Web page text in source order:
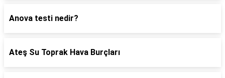
Anova testi nedir?
Ateş Su Toprak Hava Burçları